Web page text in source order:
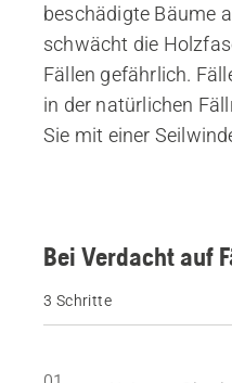
beschädigte Bäume
schwächt die
Fällen gefährlich.
in der natürlichen
Sie mit einer
Bei Verdacht auf
3 Schritte